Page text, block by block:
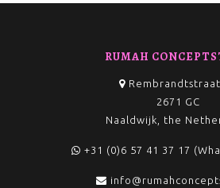
RUMAH
2671 GC
Naaldwijk, the
+31 (0)6 57 41 37 17